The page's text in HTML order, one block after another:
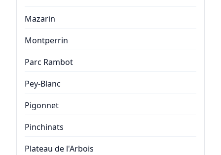
Mazarin
Montperrin
Parc Rambot
Pey-Blanc
Pigonnet
Pinchinats
Plateau de l'Arbois